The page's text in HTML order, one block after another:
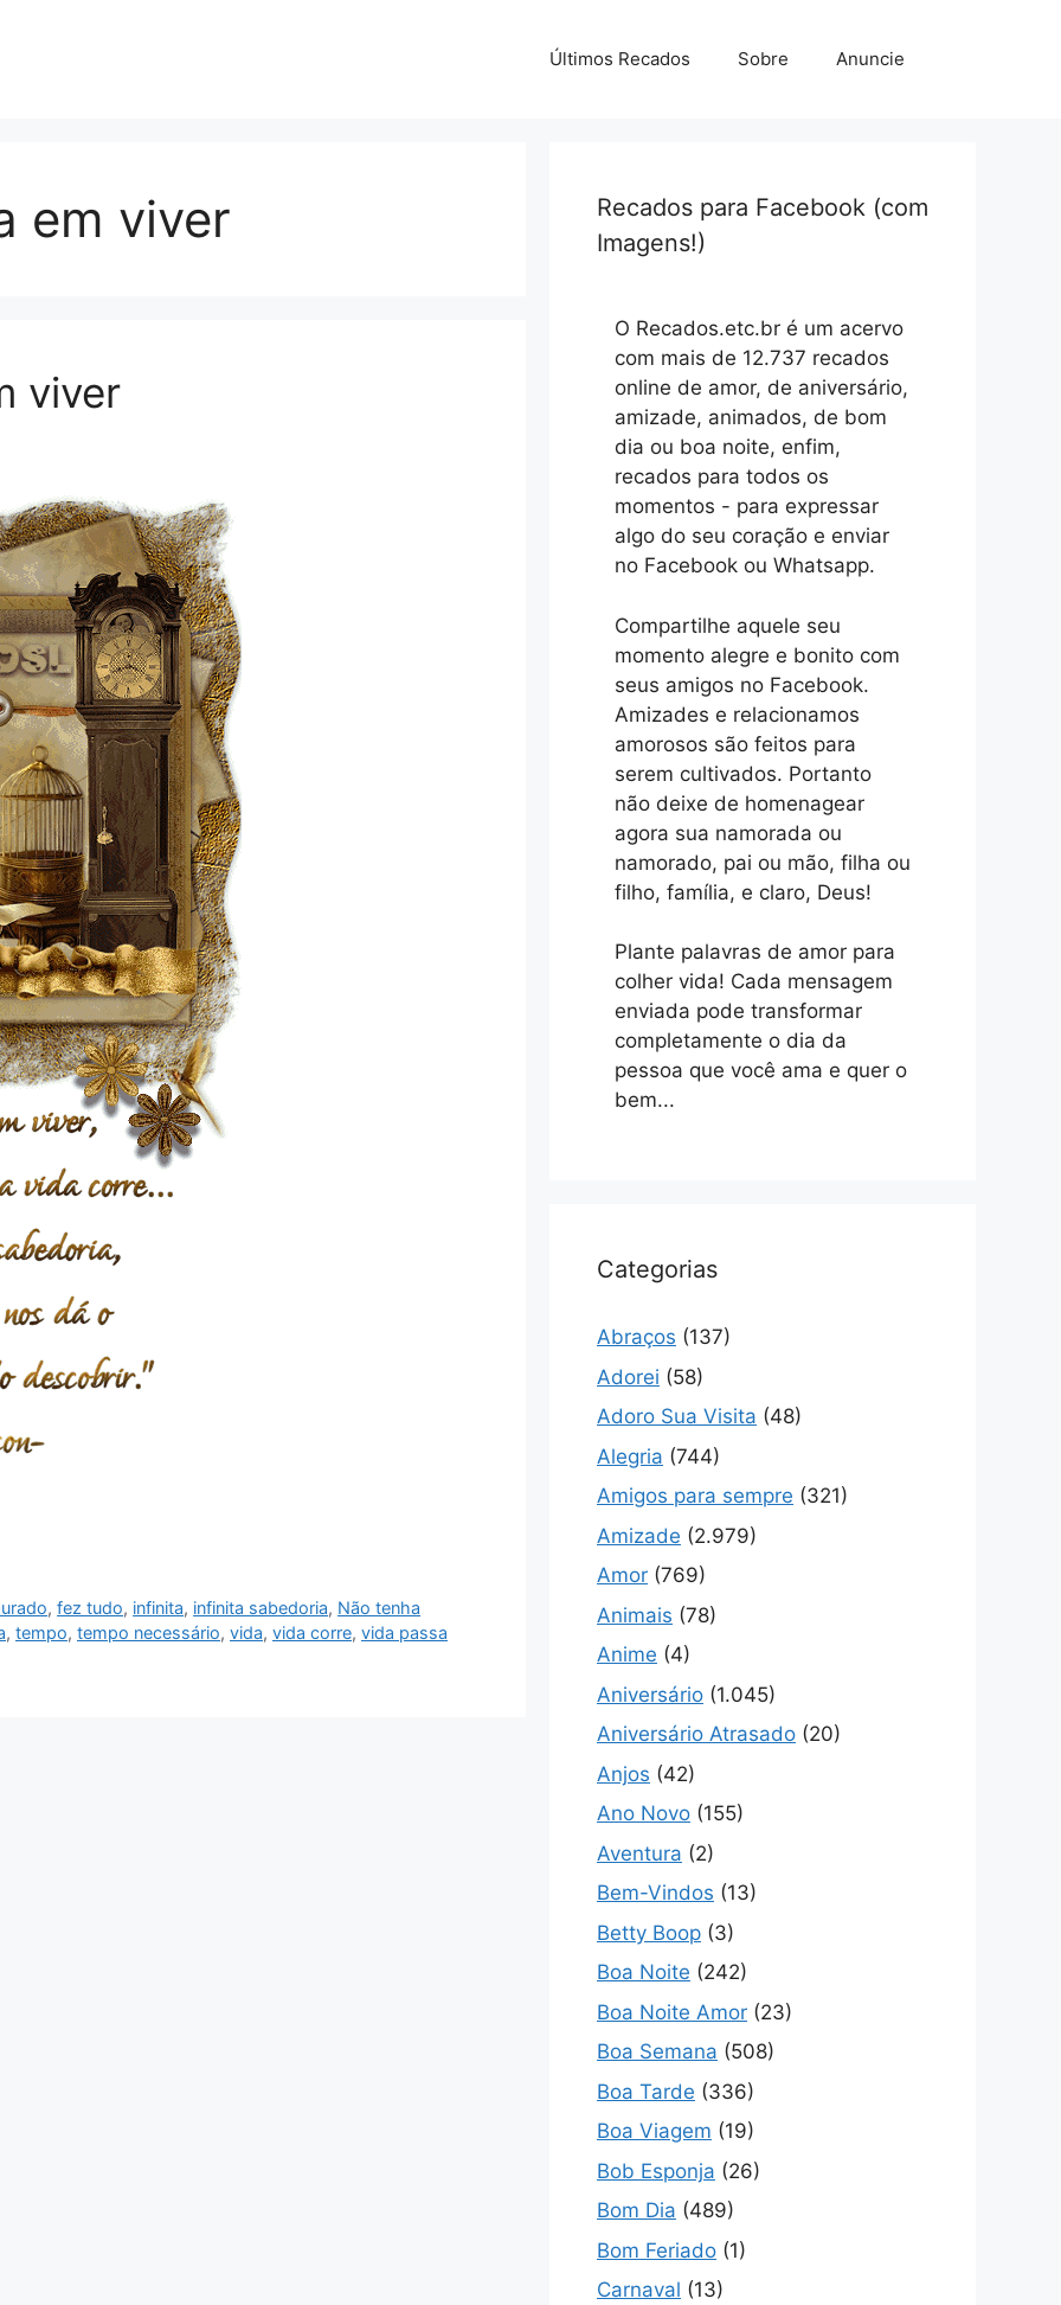
Últimos Recados Sobre Anuncie
em viver
viver
,fez tudo, infinita, infinita sabedoria, Não tenha
, tempo, tempo necessário, vida, vida corre, vida passa
Recados para Facebook (com
Imagens!)
O Recados.etc.br é um acervo
com mais de 12.737 recados
online de amor, de aniversário,
amizade, animados, de bom
dia ou boa noite, enfim,
recados para todos os
momentos - para expressar
algo do seu coração e enviar
no Facebook ou Whatsapp.
Compartilhe aquele seu
momento alegre e bonito com
seus amigos no Facebook.
Amizades e relacionamos
amorosos são feitos para
serem cultivados. Portanto
não deixe de homenagear
agora sua namorada ou
namorado, pai ou mão, filha ou
filho, família, e claro, Deus!
Plante palavras de amor para
colher vida! Cada mensagem
enviada pode transformar
completamente o dia da
pessoa que você ama e quer o
bem...
Categorias
Abraços (137)
Adorei (58)
Adoro Sua Visita (48)
Alegria (744)
Amigos para sempre (321)
Amizade (2.979)
Amor (769)
Animais (78)
Anime (4)
Aniversário (1.045)
Aniversário Atrasado (20)
Anjos (42)
Ano Novo (155)
Aventura (2)
Bem-Vindos (13)
Betty Boop (3)
Boa Noite (242)
Boa Noite Amor (23)
Boa Semana (508)
Boa Tarde (336)
Boa Viagem (19)
Bob Esponja (26)
Bom Dia (489)
Bom Feriado (1)
Carnaval (13)